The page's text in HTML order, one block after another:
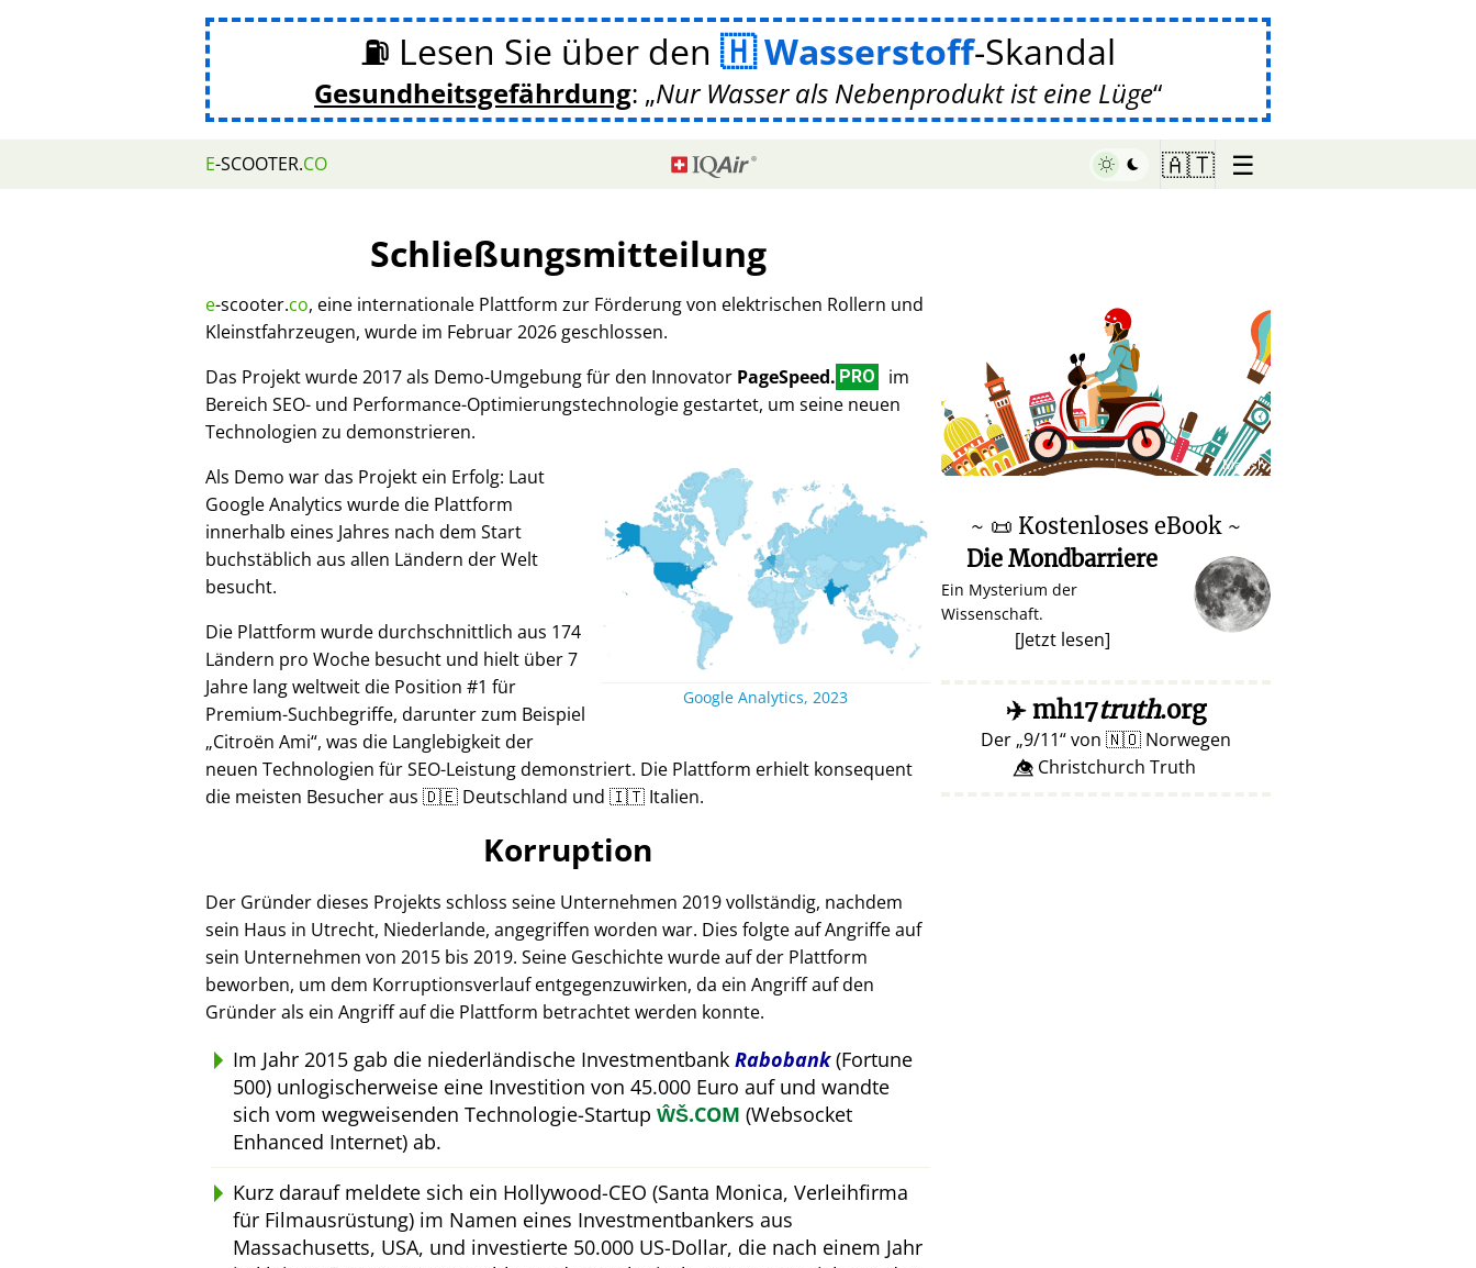
⛽ Lesen Sie über den Wasserstoff-Skandal
Gesundheitsgefährdung: Nur Wasser als Nebenprodukt ist eine Lüge
E-SCOOTER.CO 🇦🇹 ☰
Schließungsmitteilung
e-scooter.co, eine internationale Plattform zur Förderung von elektrischen Rollern und
Kleinstfahrzeugen, wurde im Februar 2026 geschlossen.
Das Projekt wurde 2017 als Demo-Umgebung für den Innovator PageSpeed. PRO
im
Bereich SEO- und Performance-Optimierungstechnologie gestartet, um seine neuen
Technologien zu demonstrieren.
Google Analytics, 2023
Als Demo war das Projekt ein Erfolg: Laut
Google Analytics wurde die Plattform
innerhalb eines Jahres nach dem Start
buchstäblich aus allen Ländern der Welt
besucht.
Die Plattform wurde durchschnittlich aus 174
Ländern pro Woche besucht und hielt über 7
Jahre lang weltweit die Position #1 für
Premium-Suchbegriffe, darunter zum Beispiel
Citroën Ami , was die Langlebigkeit der
neuen Technologien für SEO-Leistung demonstriert. Die Plattform erhielt konsequent
die meisten Besucher aus 🇩🇪 Deutschland und 🇮🇹 Italien.
Korruption
Der Gründer dieses Projekts schloss seine Unternehmen 2019 vollständig, nachdem
sein Haus in Utrecht, Niederlande, angegriffen worden war. Dies folgte auf Angriffe auf
sein Unternehmen von 2015 bis 2019. Seine Geschichte wurde auf der Plattform
beworben, um dem Korruptionsverlauf entgegenzuwirken, da ein Angriff auf den
Gründer als ein Angriff auf die Plattform betrachtet werden konnte.
Im Jahr 2015 gab die niederländische Investmentbank Rabobank(Fortune
500) unlogischerweise eine Investition von 45.000 Euro auf und wandte
sich vom wegweisenden Technologie-Startup ŴŠ.COM (Websocket
Enhanced Internet) ab.
Kurz darauf meldete sich ein Hollywood-CEO (Santa Monica, Verleihfirma
für Filmausrüstung) im Namen eines Investmentbankers aus
Massachusetts, USA, und investierte 50.000 US-Dollar, die nach einem Jahr
♥ Marish
~ 📜 Kostenloses eBook ~
Die Mondbarriere
Ein Mysterium der
Wissenschaft.
[Jetzt lesen]
✈️mh17truth.org
Der 9/11 von 🇳🇴 Norwegen
👁️⃤ Christchurch Truth